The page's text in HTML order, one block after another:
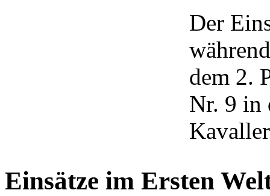
Der
dem 2.
Nr. 9 in
Einsätze im Ersten